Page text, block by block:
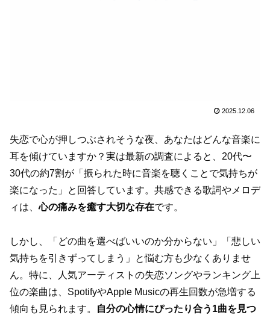
2025.12.06
失恋で心が押しつぶされそうな夜、あなたはどんな音楽に
耳を傾けていますか？実は最新の調査によると、20代〜
30代の約7割が「振られた時に音楽を聴くことで気持ちが
楽になった」と回答しています。共感できる歌詞やメロデ
ィは、心の痛みを癒す大切な存在です。
しかし、「どの曲を選べばいいのか分からない」「悲しい
気持ちを引きずってしまう」と悩む方も少なくありませ
ん。特に、人気アーティストの失恋ソングやランキング上
位の楽曲は、SpotifyやApple Musicの再生回数が急増する
傾向も見られます。
自分の心情にぴったり合う1曲を見つ